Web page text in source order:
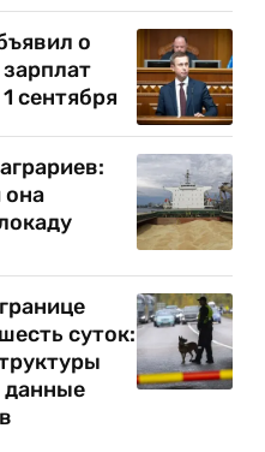
о
сентября
она
суток:
данные